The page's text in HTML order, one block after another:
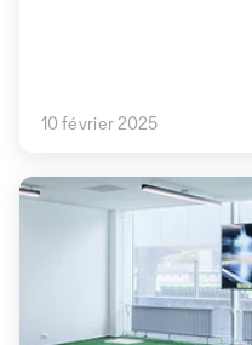
10 février 2025